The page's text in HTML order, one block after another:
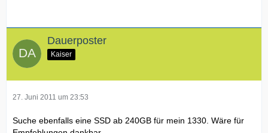
Dauerposter
Kaiser
27. Juni 2011 um 23:53
Suche ebenfalls eine SSD ab 240GB für mein 1330. Wäre für